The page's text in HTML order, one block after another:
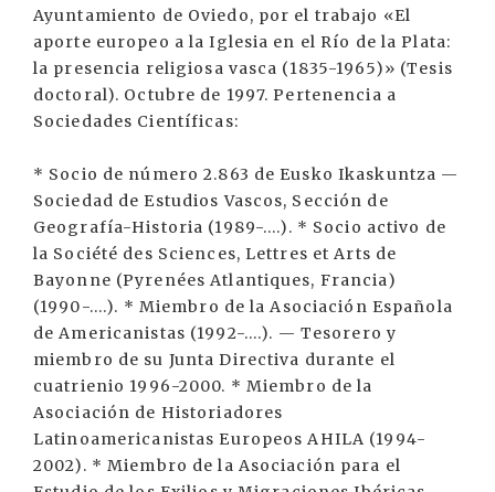
Ayuntamiento de Oviedo, por el trabajo «El
aporte europeo a la Iglesia en el Río de la Plata:
la presencia religiosa vasca (1835-1965)» (Tesis
doctoral). Octubre de 1997. Pertenencia a
Sociedades Científicas:
* Socio de número 2.863 de Eusko Ikaskuntza —
Sociedad de Estudios Vascos, Sección de
Geografía-Historia (1989-....). * Socio activo de
la Société des Sciences, Lettres et Arts de
Bayonne (Pyrenées Atlantiques, Francia)
(1990-....). * Miembro de la Asociación Española
de Americanistas (1992-....). — Tesorero y
miembro de su Junta Directiva durante el
cuatrienio 1996-2000. * Miembro de la
Asociación de Historiadores
Latinoamericanistas Europeos AHILA (1994-
2002). * Miembro de la Asociación para el